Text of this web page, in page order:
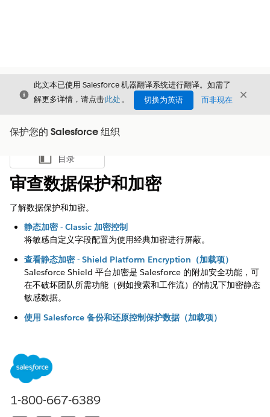
关闭
此文本已使用 Salesforce 机器翻译系统进行翻译。如需了
解更多详情，请点击此处。 切换为英语 而非现在 关闭
保护您的 Salesforce 组织
显示目录
目录
审查数据保护和加密
了解数据保护和加密。
静态加密 - Classic 加密控制
将敏感自定义字段配置为使用经典加密进行屏蔽。
查看静态加密 - Shield Platform Encryption（加载项）
Salesforce Shield 平台加密是 Salesforce 的附加安全功能，可
在不破坏团队所需功能（例如搜索和工作流）的情况下加密静态
敏感数据。
使用 Salesforce 备份和还原控制保护数据（加载项）
基础设施，但客户仍对自己的记录的完整性负责。
1-800-667-6389